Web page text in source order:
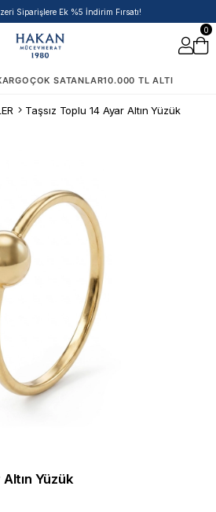
Siparişlere Ek %5 İndirim Fırsatı!
0
ÇOK SATANLAR10.000 TL ALTI
Taşsız Toplu 14 Ayar Altın Yüzük
Yüzük